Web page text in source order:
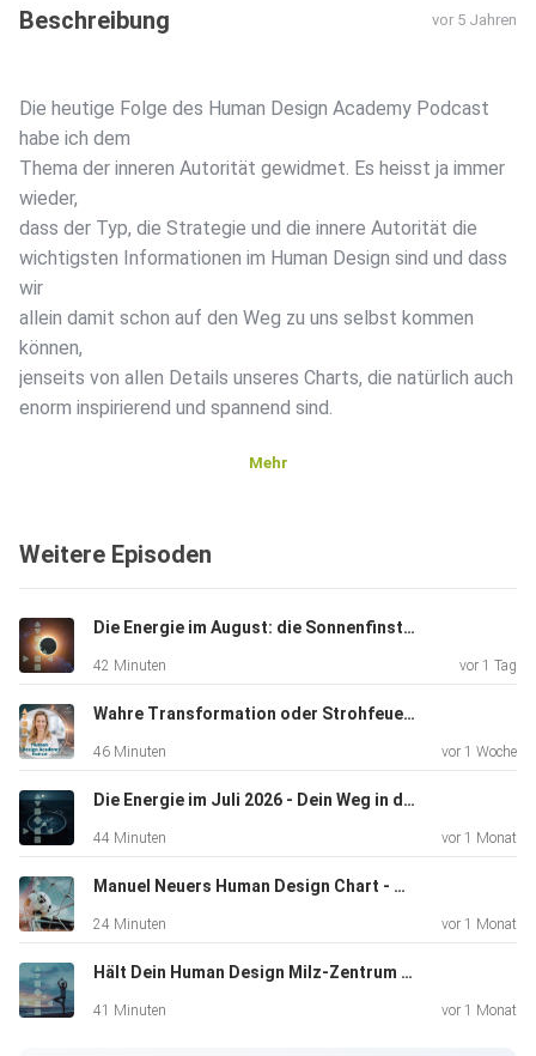
Beschreibung vor 5 Jahren
Die heutige Folge des Human Design Academy Podcast
habe ich dem
Thema der inneren Autorität gewidmet. Es heisst ja immer
wieder,
dass der Typ, die Strategie und die innere Autorität die
wichtigsten Informationen im Human Design sind und dass
wir
allein damit schon auf den Weg zu uns selbst kommen
können,
jenseits von allen Details unseres Charts, die natürlich auch
enorm inspirierend und spannend sind.
Human Design gemeint ist, warum sie überhaupt so wichtig
was es mit den verschiedenen Autoritäten auf sich hat.
Jede
funktioniert ja ein bisschen anders.
Verstandes-Autorität zu unserer stimmigen
Entscheidungsfindung
wie
Du Deine jeweilige Autorität als Impuls erkennst und und
und Deinen Prozess nutzen kannst.
Mehr
Weitere Episoden
Die Energie im August: die Sonnenfinsternis als kosmisches Brennglas
42 Minuten vor 1 Tag
Wahre Transformation oder Strohfeuer? Neue Mondknoten - jetzt werden die Weichen neu gestellt
46 Minuten vor 1 Woche
Die Energie im Juli 2026 - Dein Weg in die Klarheit
44 Minuten vor 1 Monat
Manuel Neuers Human Design Chart - Was hinter seiner 'Aura' steckt
24 Minuten vor 1 Monat
Hält Dein Human Design Milz-Zentrum Dich wirklich gesund | Neue Erkentnisse
41 Minuten vor 1 Monat